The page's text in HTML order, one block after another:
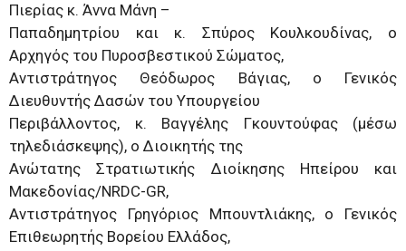
Πιερίας κ. Άννα Μάνη –
Παπαδημητρίου και κ. Σπύρος Κουλκουδίνας, ο
Αρχηγός του Πυροσβεστικού Σώματος,
Αντιστράτηγος Θεόδωρος Βάγιας, ο Γενικός
Διευθυντής Δασών του Υπουργείου
Περιβάλλοντος, κ. Βαγγέλης Γκουντούφας (μέσω
τηλεδιάσκεψης), ο Διοικητής της
Ανώτατης Στρατιωτικής Διοίκησης Ηπείρου και
Μακεδονίας/NRDC-GR,
Αντιστράτηγος Γρηγόριος Μπουντλιάκης, ο Γενικός
Επιθεωρητής Βορείου Ελλάδος,